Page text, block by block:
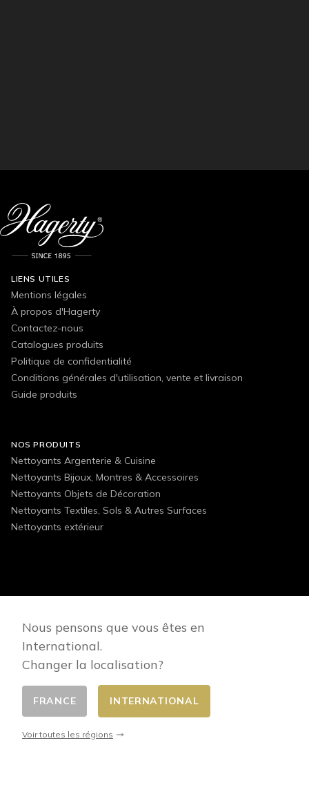
LIENS UTILES
Mentions légales
À propos d'Hagerty
Contactez-nous
Catalogues produits
Politique de confidentialité
Conditions générales d'utilisation, vente et livraison
Guide produits
NOS PRODUITS
Nettoyants Argenterie & Cuisine
Nettoyants Bijoux, Montres & Accessoires
Nettoyants Objets de Décoration
Nettoyants Textiles, Sols & Autres Surfaces
Nettoyants extérieur
FOLLOW US
Changer de pays
Nous pensons que vous êtes en
International.
Changer la localisation?
FRANCE INTERNATIONAL
Voir toutes les régions